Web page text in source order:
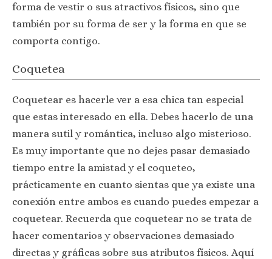
forma de vestir o sus atractivos físicos, sino que
también por su forma de ser y la forma en que se
comporta contigo.
Coquetea
Coquetear es hacerle ver a esa chica tan especial
que estas interesado en ella. Debes hacerlo de una
manera sutil y romántica, incluso algo misterioso.
Es muy importante que no dejes pasar demasiado
tiempo entre la amistad y el coqueteo,
prácticamente en cuanto sientas que ya existe una
conexión entre ambos es cuando puedes empezar a
coquetear. Recuerda que coquetear no se trata de
hacer comentarios y observaciones demasiado
directas y gráficas sobre sus atributos físicos. Aquí